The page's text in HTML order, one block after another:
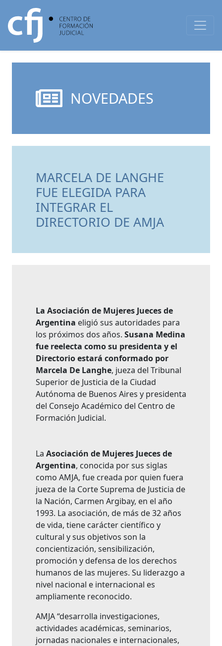
NOVEDADES
MARCELA DE LANGHE
FUE ELEGIDA PARA
INTEGRAR EL
DIRECTORIO DE AMJA
La Asociación de Mujeres Jueces de
Argentina eligió sus autoridades para
los próximos dos años. Susana Medina
fue reelecta como su presidenta y el
Directorioestará conformado por
Marcela De Langhe, jueza del Tribunal
Superior de Justicia de la Ciudad
Autónoma de Buenos Aires y presidenta
del Consejo Académico del Centro de
Formación Judicial.
La Asociación de Mujeres Jueces de
Argentina, conocida por sus siglas
como AMJA, fue creada por quien fuera
jueza de la Corte Suprema de Justicia de
la Nación, Carmen Argibay, en el año
1993. La asociación, de más de 32 años
de vida, tiene carácter científico y
cultural y sus objetivos son la
concientización, sensibilización,
promoción y defensa de los derechos
humanos de las mujeres. Su liderazgo a
nivel nacional e internacional es
ampliamente reconocido.
AMJA “desarrolla investigaciones,
actividades académicas, seminarios,
jornadas nacionales e internacionales,